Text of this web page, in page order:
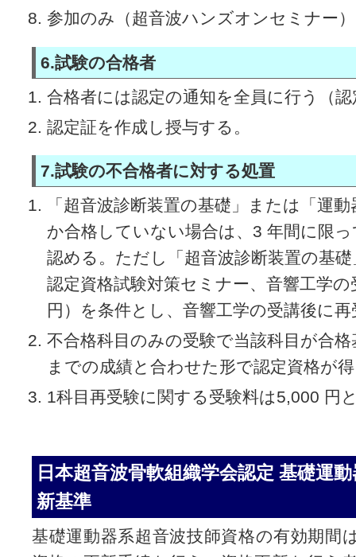
参加のみ（超音波ハンズオンセミナー
6.試験の合格者
合格者には認定の通知を全員に行う（
認定証を作成し授与する。
7.試験の不合格者に対する処置
「超音波診断装置の基礎」または「運
か合格していない場合は、3 年間に限
認める。ただし「超音波診断装置の基
認定資格試験対策セミナー、音響工学
円）を条件とし、音響工学の受講後に
不合格科目のみの受験で当該科目が合
までの成績と合わせた形で認定資格が
1科目再受験に関する受験料は5,000 円
日本超音波骨軟組織学会認定 基礎運
新基準
基礎運動器系超音波技師資格の有効期間